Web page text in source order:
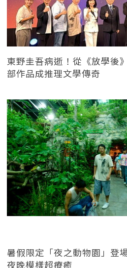
東野圭吾病逝！從《放學後
部作品成推理文學傳奇
暑假限定「夜之動物園」登
夜晚模樣超療癒